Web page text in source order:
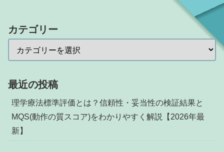
カテゴリー
最近の投稿
理学療法標準評価とは？信頼性・妥当性の検証結果と
MQS(動作の質スコア)をわかりやすく解説【2026年最
新】